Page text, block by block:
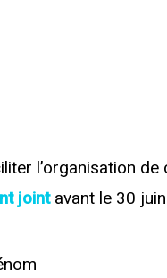
l’organisation
jointavant le 30